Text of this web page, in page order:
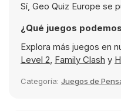
Sí, Geo Quiz Europe se
¿Qué juegos
Explora más juegos en
Level 2, Family Clash y
Categoría: Juegos de